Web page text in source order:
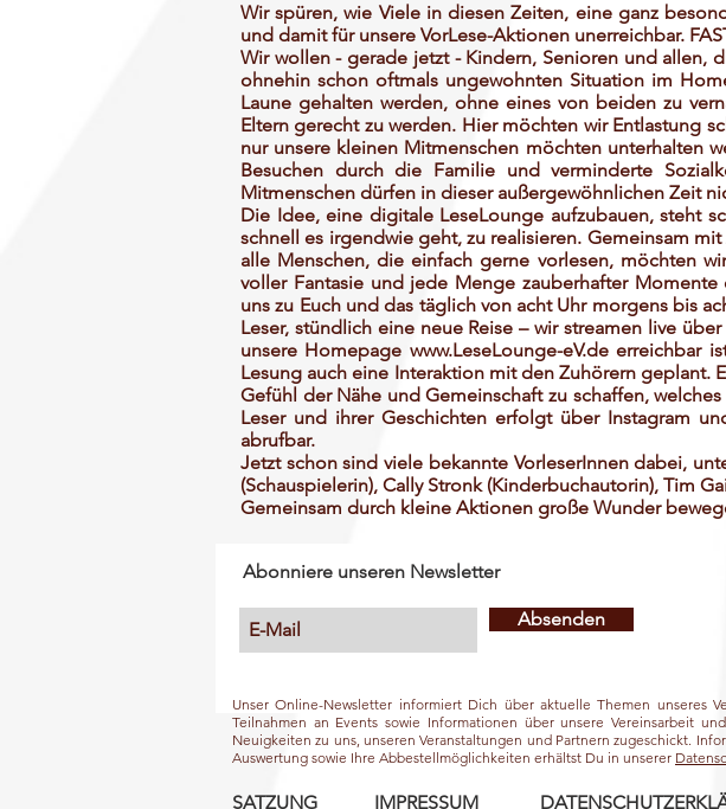
Wir spüren, wie Viele in diesen Zeiten, eine ganz
und damit für unsere VorLese-Aktionen unerreichbar.
Wir wollen - gerade jetzt - Kindern, Senioren und allen,
ohnehin schon oftmals ungewohnten Situation im
Laune gehalten werden, ohne eines von beiden zu
Eltern gerecht zu werden. Hier möchten wir Entlastung
nur unsere kleinen Mitmenschen möchten unterhalten
Besuchen durch die Familie und verminderte
Mitmenschen dürfen in dieser außergewöhnlichen Zeit
Die Idee, eine digitale LeseLounge aufzubauen, steht
schnell es irgendwie geht, zu realisieren. Gemeinsam
alle Menschen, die einfach gerne vorlesen, möchten
voller Fantasie und jede Menge zauberhafter
uns zu Euch und das täglich von acht Uhr morgens bis
Leser, stündlich eine neue Reise – wir streamen live
unsere Homepage www.LeseLounge-eV.deerreichbar
Lesung auch eine Interaktion mit den Zuhörern
Gefühl der Nähe und Gemeinschaft zu schaffen,
Leser und ihrer Geschichten erfolgt über Instagram
abrufbar.
Jetzt schon sind viele bekannte VorleserInnen dabei,
(Schauspielerin), Cally Stronk (Kinderbuchautorin), Tim
Gemeinsam durch kleine Aktionen große Wunder
Abonniere unseren Newsletter
Absenden
Unser Online-Newsletter informiert Dich über aktuelle Themen unseres
Teilnahmen an Events sowie Informationen über unsere Vereinsarbeit
Neuigkeiten zu uns, unseren Veranstaltungen und Partnern zugeschickt.
Auswertung sowie Ihre Abbestellmöglichkeiten erhältst Du in unserer
SATZUNG IMPRESSUM